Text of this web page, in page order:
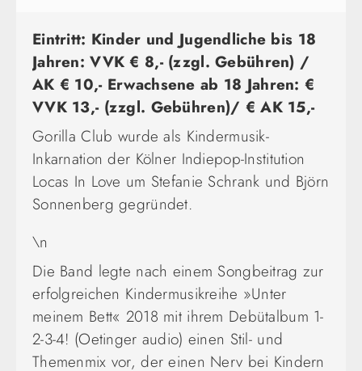
Eintritt: Kinder und Jugendliche bis 18
Jahren: VVK € 8,- (zzgl. Gebühren) /
AK € 10,- Erwachsene ab 18 Jahren: €
VVK 13,- (zzgl. Gebühren)/ € AK 15,-
Gorilla Club wurde als Kindermusik-
Inkarnation der Kölner Indiepop-Institution
Locas In Love um Stefanie Schrank und Björn
Sonnenberg gegründet.
\n
Die Band legte nach einem Songbeitrag zur
erfolgreichen Kindermusikreihe »Unter
meinem Bett« 2018 mit ihrem Debütalbum 1-
2-3-4! (Oetinger audio) einen Stil- und
Themenmix vor, der einen Nerv bei Kindern